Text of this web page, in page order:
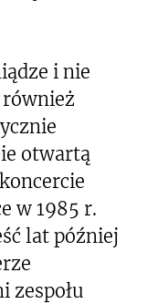
i nie
otwartą
w 1985 r.
lat później
zespołu